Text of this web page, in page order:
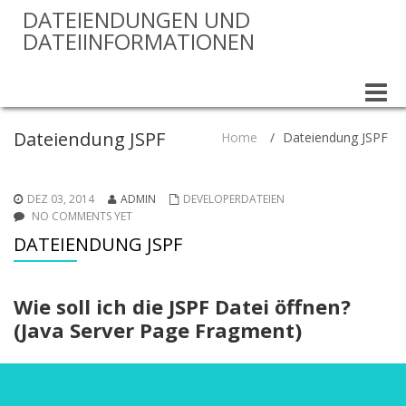
DATEIENDUNGEN UND
DATEIINFORMATIONEN
Toggle
Dateiendung JSPF Home / Dateiendung JSPF
DEZ 03, 2014 ADMIN
DEVELOPERDATEIEN
NO COMMENTS YET
DATEIENDUNG JSPF
Wie soll ich die JSPF Datei öffnen?
(Java Server Page Fragment)